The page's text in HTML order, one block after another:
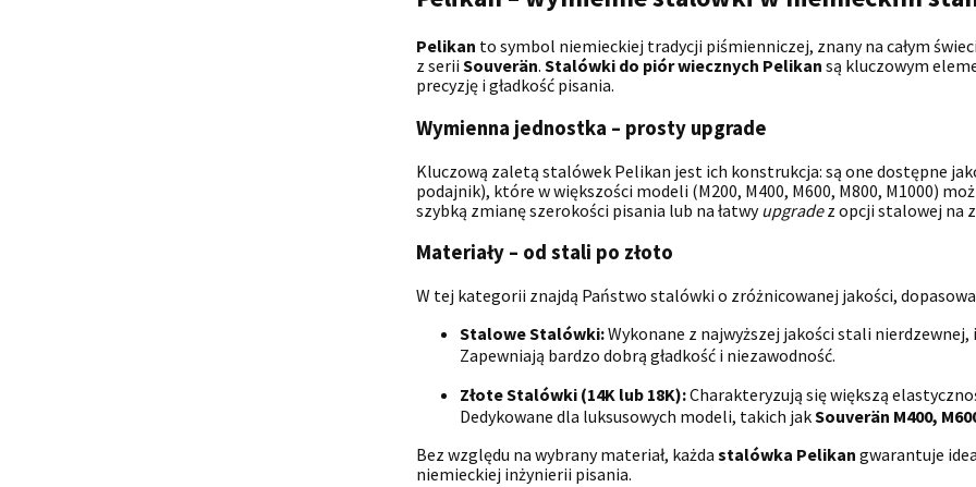
Pelikan to symbol niemieckiej tradycji piśmienniczej, znany na całym
z serii Souverän. Stalówki do piór wiecznych Pelikan są kluczowym
precyzję i gładkość pisania.
Wymienna jednostka – prosty upgrade
Kluczową zaletą stalówek Pelikan jest ich konstrukcja: są one dostępne
podajnik), które w większości modeli (M200, M400, M600, M800, M1000)
szybką zmianę szerokości pisania lub na łatwyupgradez opcji stalowej na
Materiały – od stali po złoto
W tej kategorii znajdą Państwo stalówki o zróżnicowanej jakości,
Stalowe Stalówki:Wykonane z najwyższej jakości stali
Zapewniają bardzo dobrą gładkość i niezawodność.
Złote Stalówki (14K lub 18K):Charakteryzują się większą
Dedykowane dla luksusowych modeli, takich jakSouverän M400,
Bez względu na wybrany materiał, każda stalówka Pelikan gwarantuje
niemieckiej inżynierii pisania.